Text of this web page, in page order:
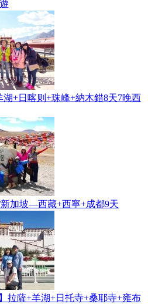
湖+日喀则+珠峰+納木錯8天7晚西
新加坡—西藏+西寧+成都9天
拉薩+羊湖+日托寺+桑耶寺+雍布